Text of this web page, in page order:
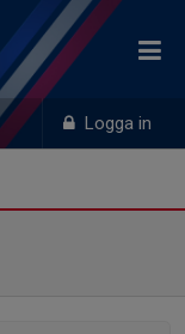
Logga in